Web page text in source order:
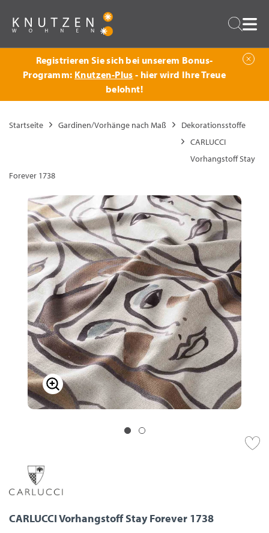
Zurück
Registrieren Sie sich bei unserem Bonus-
Programm: Knutzen-Plus - hier wird Ihre Treue
belohnt!
Startseite Gardinen/Vorhänge nach Maß
Dekorationsstoffe
CARLUCCI
Vorhangstoff Stay
Forever 1738
CARLUCCI Vorhangstoff Stay Forever 1738